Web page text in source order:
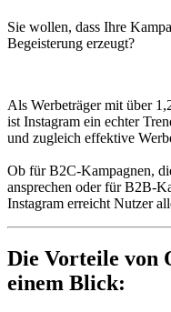
Sie wollen, dass Ihre
Begeisterung erzeugt?
Als Werbeträger mit über
ist Instagram ein echter
und zugleich effektive
Ob für B2C-Kampagnen,
ansprechen oder für B2B-
Instagram erreicht Nutzer
Die Vorteile von
einem Blick: